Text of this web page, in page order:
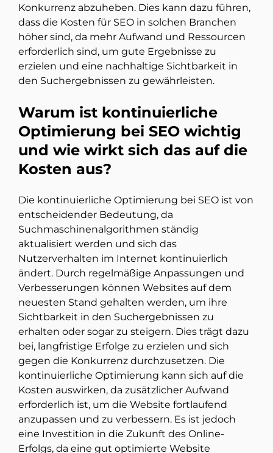
Konkurrenz abzuheben. Dies kann dazu führen,
dass die Kosten für SEO in solchen Branchen
höher sind, da mehr Aufwand und Ressourcen
erforderlich sind, um gute Ergebnisse zu
erzielen und eine nachhaltige Sichtbarkeit in
den Suchergebnissen zu gewährleisten.
Warum ist kontinuierliche
Optimierung bei SEO wichtig
und wie wirkt sich das auf die
Kosten aus?
Die kontinuierliche Optimierung bei SEO ist von
entscheidender Bedeutung, da
Suchmaschinenalgorithmen ständig
aktualisiert werden und sich das
Nutzerverhalten im Internet kontinuierlich
ändert. Durch regelmäßige Anpassungen und
Verbesserungen können Websites auf dem
neuesten Stand gehalten werden, um ihre
Sichtbarkeit in den Suchergebnissen zu
erhalten oder sogar zu steigern. Dies trägt dazu
bei, langfristige Erfolge zu erzielen und sich
gegen die Konkurrenz durchzusetzen. Die
kontinuierliche Optimierung kann sich auf die
Kosten auswirken, da zusätzlicher Aufwand
erforderlich ist, um die Website fortlaufend
anzupassen und zu verbessern. Es ist jedoch
eine Investition in die Zukunft des Online-
Erfolgs, da eine gut optimierte Website